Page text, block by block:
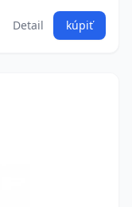
Detail kúpiť